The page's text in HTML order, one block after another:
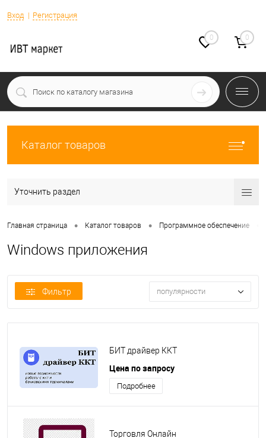
Вход Регистрация
0 0
Каталог товаров
Уточнить раздел
Главная страница • Каталог товаров • Программное обеспечение
Windows приложения
Фильтр популярности
БИТ драйвер ККТ
Цена по запросу
Подробнее
Торговля Онлайн